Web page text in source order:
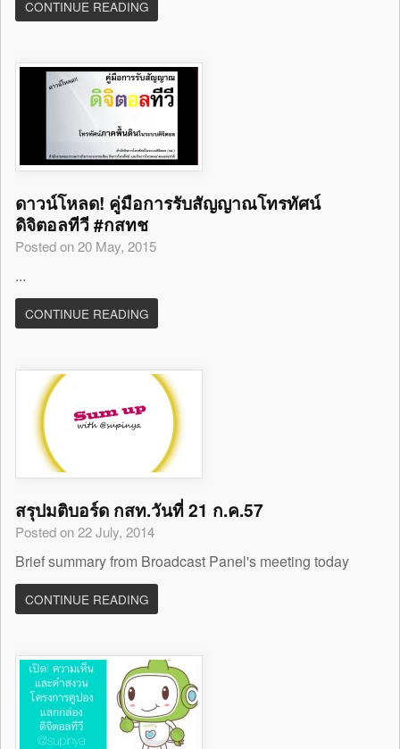
CONTINUE READING
ดาวน์โหลด! คู่มือการรับสัญญาณโทรทัศน์
ดิจิตอลทีวี #กสทช
Posted on 20 May, 2015
...
CONTINUE READING
สรุปมติบอร์ด กสท.วันที่ 21 ก.ค.57
Posted on 22 July, 2014
Brief summary from Broadcast Panel's meeting today
CONTINUE READING